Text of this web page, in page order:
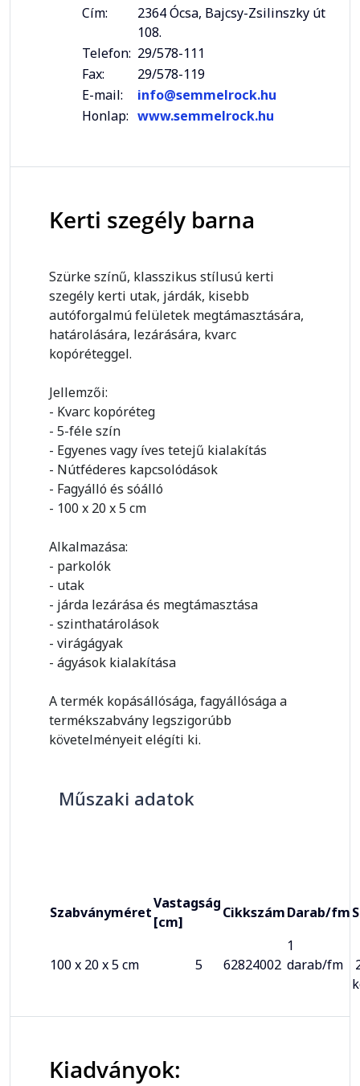
Cím:
2364 Ócsa, Bajcsy-Zsilinszky út
108.
Telefon: 29/578-111
Fax:
29/578-119
E-mail:
info@semmelrock.hu
Honlap: www.semmelrock.hu
Kerti szegély barna
Szürke színű, klasszikus stílusú kerti
szegély kerti utak, járdák, kisebb
autóforgalmú felületek megtámasztására,
határolására, lezárására, kvarc
kopóréteggel.
Jellemzői:
- Kvarc kopóréteg
- 5-féle szín
- Egyenes vagy íves tetejű kialakítás
- Nútféderes kapcsolódások
- Fagyálló és sóálló
- 100 x 20 x 5 cm
Alkalmazása:
- parkolók
- utak
- járda lezárása és megtámasztása
- szinthatárolások
- virágágyak
- ágyások kialakítása
A termék kopásállósága, fagyállósága a
termékszabvány legszigorúbb
követelményeit elégíti ki.
Műszaki adatok
Szabványméret
Vastagság
[cm]
CikkszámDarab/fm
100 x 20 x 5 cm 5 62824002
1
darab/fm
Kiadványok: